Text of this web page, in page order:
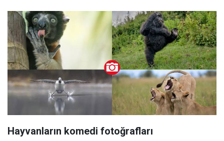
Hayvanların komedi fotoğrafları